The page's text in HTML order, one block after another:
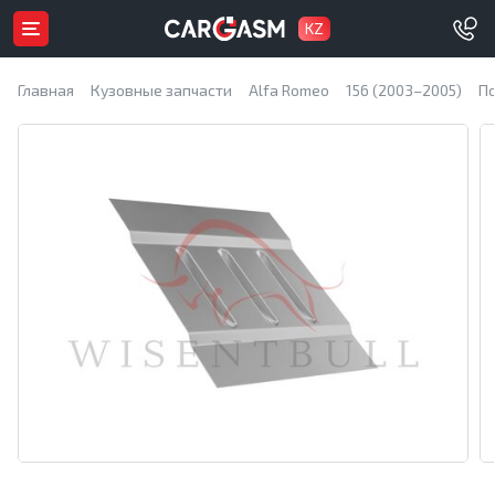
KZ
Главная Кузовные запчасти Alfa Romeo 156 (2003–2005)